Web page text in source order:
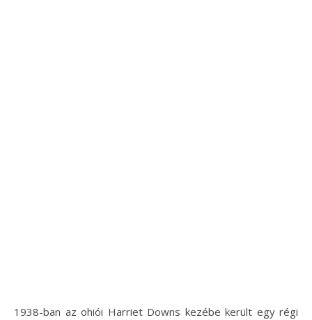
1938-ban az ohiói Harriet Downs kezébe került egy régi